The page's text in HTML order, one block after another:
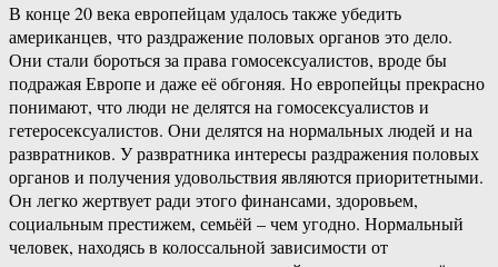
В конце 20 века европейцам удалось также убедить
американцев, что раздражение половых органов это дело.
Они стали бороться за права гомосексуалистов, вроде бы
подражая Европе и даже её обгоняя. Но европейцы прекрасно
понимают, что люди не делятся на гомосексуалистов и
гетеросексуалистов. Они делятся на нормальных людей и на
развратников. У развратника интересы раздражения половых
органов и получения удовольствия являются приоритетными.
Он легко жертвует ради этого финансами, здоровьем,
социальным престижем, семьёй – чем угодно. Нормальный
человек, находясь в колоссальной зависимости от